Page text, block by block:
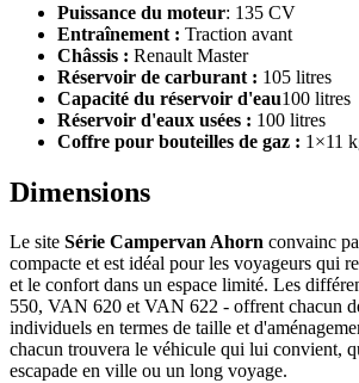
Puissance du moteur: 135 CV
Entraînement : Traction avant
Châssis : Renault Master
Réservoir de carburant : 105 litres
Capacité du réservoir d'eau100 litres
Réservoir d'eaux usées : 100 litres
Coffre pour bouteilles de gaz : 1×11
Dimensions
Le site Série Campervan Ahorn convainc
compacte et est idéal pour les voyageurs qui
et le confort dans un espace limité. Les
550, VAN 620 et VAN 622 - offrent chacun
individuels en termes de taille et
chacun trouvera le véhicule qui lui convient,
escapade en ville ou un long voyage.